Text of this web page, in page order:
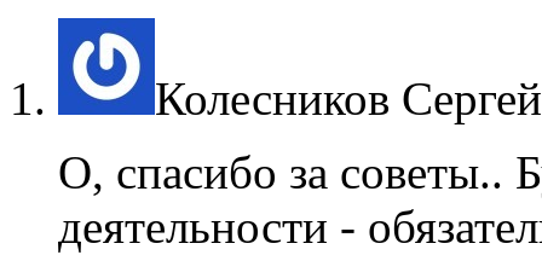
Колесников Сергей
О, спасибо за советы..
деятельности -